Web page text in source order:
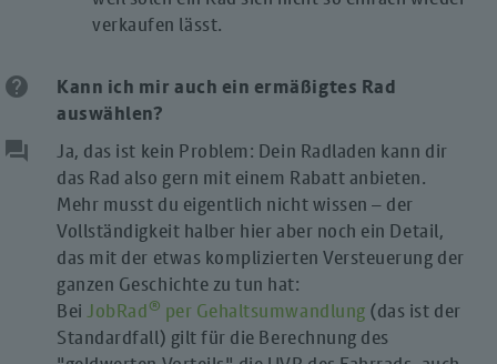
verkaufen lässt.
help
Kann ich mir auch ein ermäßigtes Rad
auswählen?
question_answer
Ja, das ist kein Problem: Dein Radladen kann dir
das Rad also gern mit einem Rabatt anbieten.
Mehr musst du eigentlich nicht wissen – der
Vollständigkeit halber hier aber noch ein Detail,
das mit der etwas komplizierten Versteuerung der
ganzen Geschichte zu tun hat:
BeiJobRad® per Gehaltsumwandlung (das ist der
Standardfall) gilt für die Berechnung des